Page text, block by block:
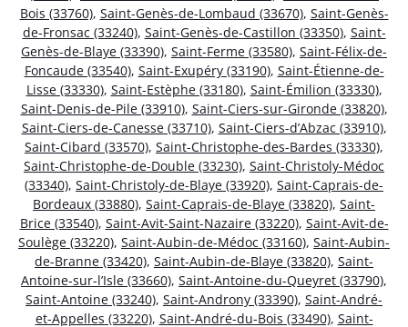
Bois (33760), Saint-Genès-de-Lombaud (33670), Saint-Genès-
de-Fronsac (33240), Saint-Genès-de-Castillon (33350), Saint-
Genès-de-Blaye (33390), Saint-Ferme (33580), Saint-Félix-de-
Foncaude (33540), Saint-Exupéry (33190), Saint-Étienne-de-
Lisse (33330), Saint-Estèphe (33180), Saint-Émilion (33330),
Saint-Denis-de-Pile (33910), Saint-Ciers-sur-Gironde (33820),
Saint-Ciers-de-Canesse (33710), Saint-Ciers-d’Abzac (33910),
Saint-Cibard (33570), Saint-Christophe-des-Bardes (33330),
Saint-Christophe-de-Double (33230), Saint-Christoly-Médoc
(33340), Saint-Christoly-de-Blaye (33920), Saint-Caprais-de-
Bordeaux (33880), Saint-Caprais-de-Blaye (33820), Saint-
Brice (33540), Saint-Avit-Saint-Nazaire (33220), Saint-Avit-de-
Soulège (33220), Saint-Aubin-de-Médoc (33160), Saint-Aubin-
de-Branne (33420), Saint-Aubin-de-Blaye (33820), Saint-
Antoine-sur-l’Isle (33660), Saint-Antoine-du-Queyret (33790),
Saint-Antoine (33240), Saint-Androny (33390), Saint-André-
et-Appelles (33220), Saint-André-du-Bois (33490), Saint-